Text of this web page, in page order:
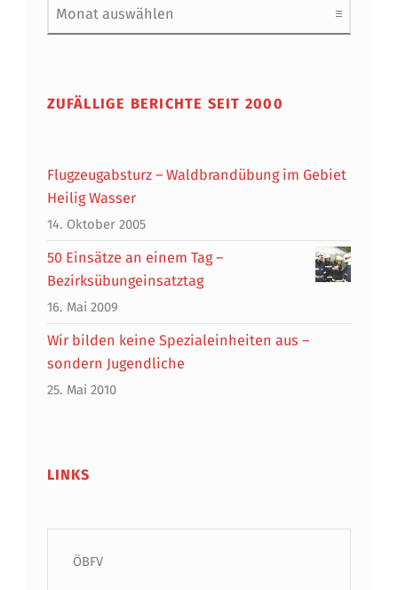
ZUFÄLLIGE BERICHTE SEIT 2000
Flugzeugabsturz – Waldbrandübung im Gebiet
Heilig Wasser
14. Oktober 2005
50 Einsätze an einem Tag –
Bezirksübungeinsatztag
16. Mai 2009
Wir bilden keine Spezialeinheiten aus –
sondern Jugendliche
25. Mai 2010
LINKS
ÖBFV